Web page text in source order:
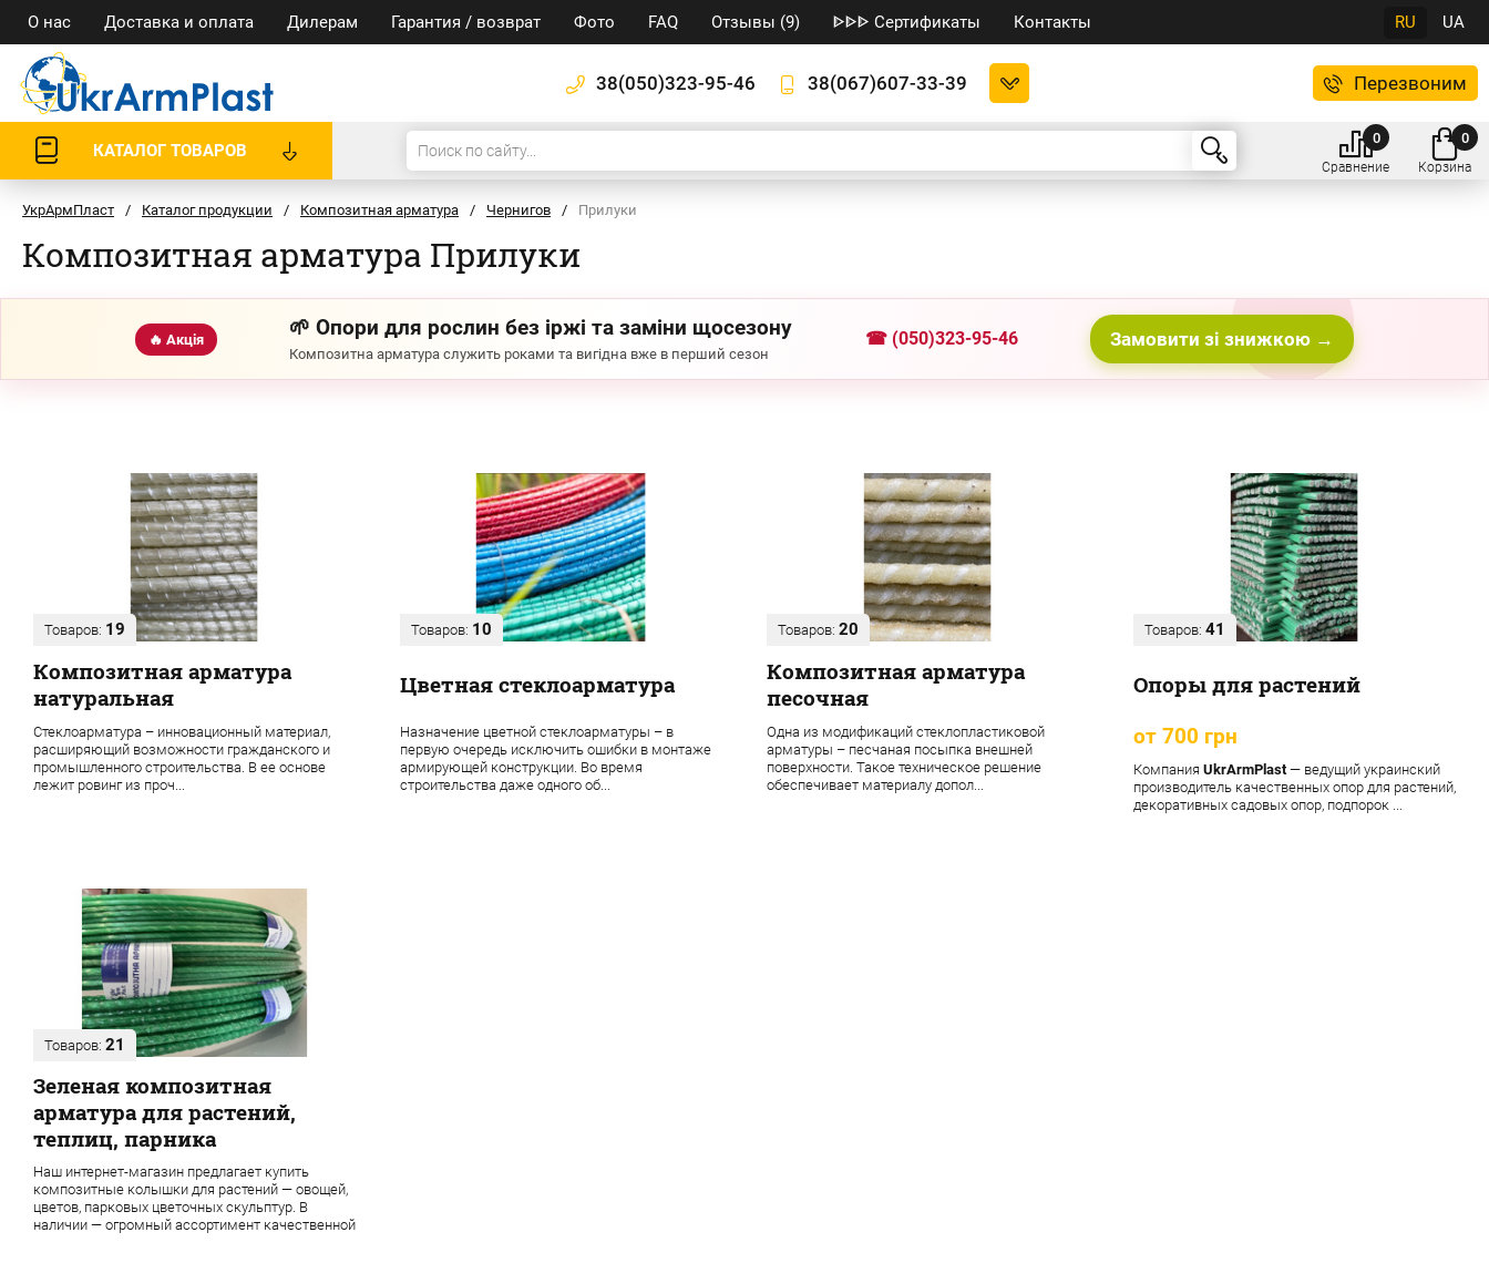
О нас Доставка и оплата Дилерам Гарантия / возврат Фото FAQ Отзывы (9) ᐈᐈᐈ Сертификаты Контакты RU UA
38(050)323-95-46 38(067)607-33-39 Перезвоним
КАТАЛОГ ТОВАРОВ
Сравнение
0
Корзина
0
УкрАрмПласт / Каталог продукции / Композитная арматура / Чернигов / Прилуки
Композитная арматура Прилуки
🔥 Акція 🌱 Опори для рослин без іржі та заміни щосезону
Композитна арматура служить роками та вигідна вже в перший сезон
☎ (050)323-95-46 Замовити зі знижкою →
Товаров: 19
Композитная арматура
натуральная
Стеклоарматура – инновационный материал,
расширяющий возможности гражданского и
промышленного строительства. В ее основе
лежит ровинг из проч...
Товаров: 10
Цветная стеклоарматура
Назначение цветной стеклоарматуры – в
первую очередь исключить ошибки в монтаже
армирующей конструкции. Во время
строительства даже одного об...
Товаров: 20
Композитная арматура
песочная
Одна из модификаций стеклопластиковой
арматуры – песчаная посыпка внешней
поверхности. Такое техническое решение
обеспечивает материалу допол...
Товаров: 41
Опоры для растений
от 700 грн
Компания UkrArmPlast— ведущий украинский
производитель качественных опор для растений,
декоративных садовых опор, подпорок ...
Товаров: 21
Зеленая композитная
арматура для растений,
теплиц, парника
Наш интернет-магазин предлагает купить
композитные колышки для растений — овощей,
цветов, парковых цветочных скульптур. В
наличии — огромный ассортимент качественной